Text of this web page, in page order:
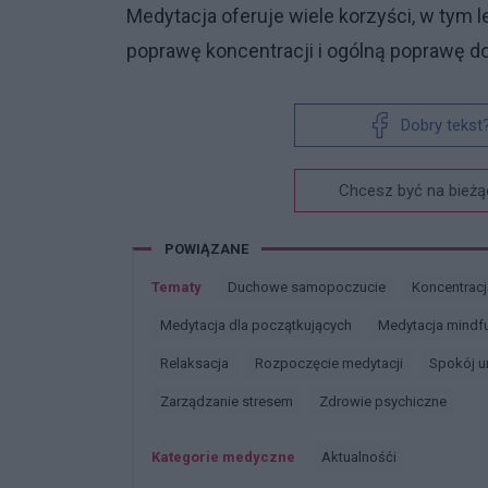
Medytacja oferuje wiele korzyści, w tym
poprawę koncentracji i ogólną poprawę
Dobry
Chcesz być na
POWIĄZANE
Tematy Duchowe samopoczucie
Medytacja dla początkujących Medytacja
Relaksacja Rozpoczęcie medytacji Spokój
Zarządzanie stresem Zdrowie psychiczne
Kategorie medyczne Aktualnośći